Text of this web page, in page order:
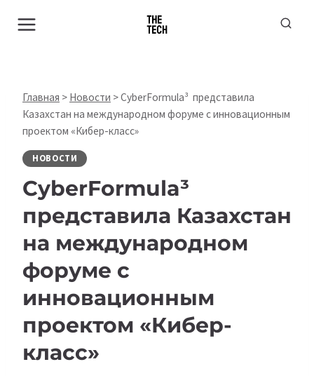
Главная > Новости >CyberFormula³ представила
Казахстан на международном форуме с инновационным
проектом «Кибер-класс»
НОВОСТИ
CyberFormula³
представила Казахстан
на международном
форуме с
инновационным
проектом «Кибер-
класс»